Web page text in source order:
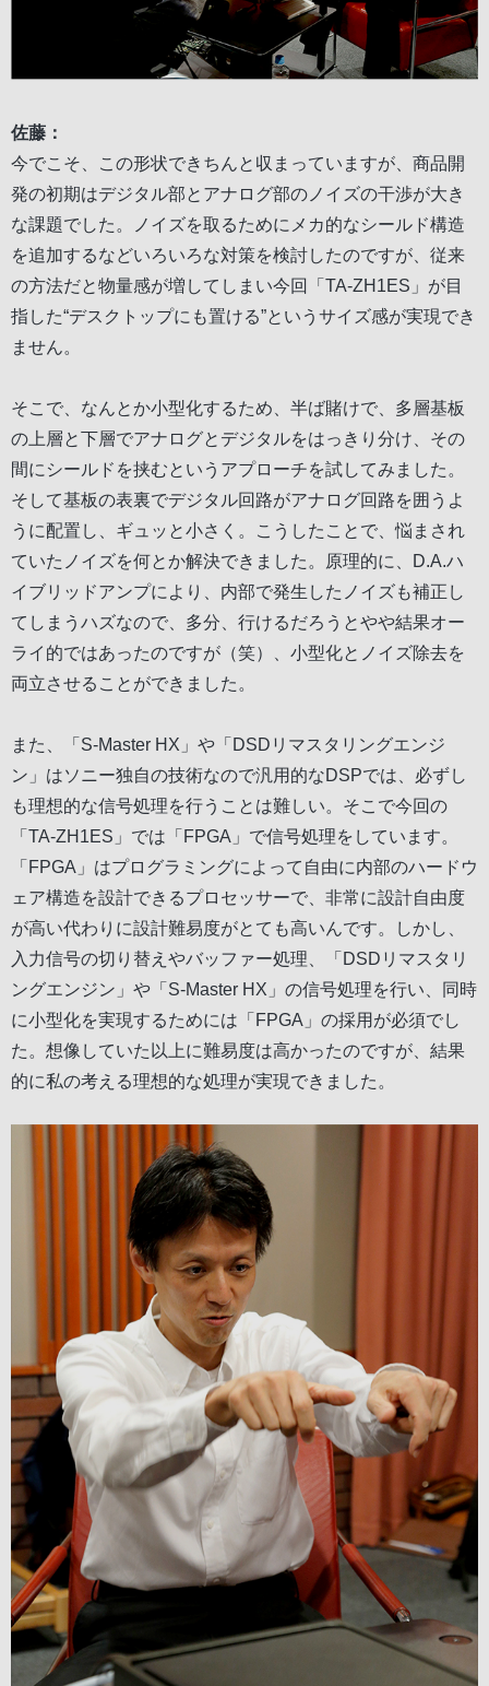
佐藤：
今でこそ、この形状できちんと収まっていますが、商品開
発の初期はデジタル部とアナログ部のノイズの干渉が大き
な課題でした。ノイズを取るためにメカ的なシールド構造
を追加するなどいろいろな対策を検討したのですが、従来
の方法だと物量感が増してしまい今回「TA-ZH1ES」が目
指した“デスクトップにも置ける”というサイズ感が実現でき
ません。
そこで、なんとか小型化するため、半ば賭けで、多層基板
の上層と下層でアナログとデジタルをはっきり分け、その
間にシールドを挟むというアプローチを試してみました。
そして基板の表裏でデジタル回路がアナログ回路を囲うよ
うに配置し、ギュッと小さく。こうしたことで、悩まされ
ていたノイズを何とか解決できました。原理的に、D.A.ハ
イブリッドアンプにより、内部で発生したノイズも補正し
てしまうハズなので、多分、行けるだろうとやや結果オー
ライ的ではあったのですが（笑）、小型化とノイズ除去を
両立させることができました。
また、「S-Master HX」や「DSDリマスタリングエンジ
ン」はソニー独自の技術なので汎用的なDSPでは、必ずし
も理想的な信号処理を行うことは難しい。そこで今回の
「TA-ZH1ES」では「FPGA」で信号処理をしています。
「FPGA」はプログラミングによって自由に内部のハードウ
ェア構造を設計できるプロセッサーで、非常に設計自由度
が高い代わりに設計難易度がとても高いんです。しかし、
入力信号の切り替えやバッファー処理、「DSDリマスタリ
ングエンジン」や「S-Master HX」の信号処理を行い、同時
に小型化を実現するためには「FPGA」の採用が必須でし
た。想像していた以上に難易度は高かったのですが、結果
的に私の考える理想的な処理が実現できました。